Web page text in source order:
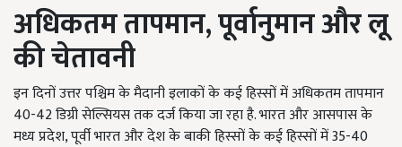
अधिकतम तापमान,पूर्वानुमान और लू
की चेतावनी
इन दिनों उत्तर पश्चिम के मैदानी इलाकों के कई हिस्सों में अधिकतम तापमान
40-42डिग्री सेल्सियस तक दर्ज किया जा रहा है. भारत और आसपास के
मध्य प्रदेश,पूर्वी भारत और देश के बाकी हिस्सों के कई हिस्सों में35-40